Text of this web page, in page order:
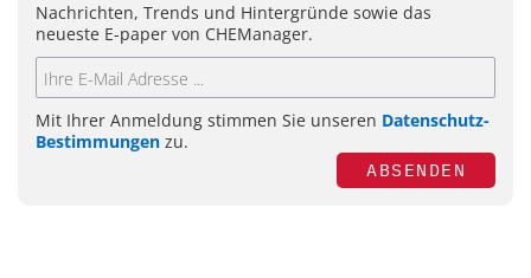
Nachrichten, Trends und Hintergründe sowie das
neueste E-paper von CHEManager.
Mit Ihrer Anmeldung stimmen Sie unseren Datenschutz-
Bestimmungen zu.
ABSENDEN